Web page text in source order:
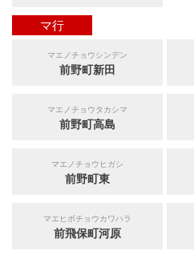
マ行
マエノチョウシンデン
前野町新田
マエノチョウタカシマ
前野町高島
マエノチョウヒガシ
前野町東
マエヒボチョウカワハラ
前飛保町河原